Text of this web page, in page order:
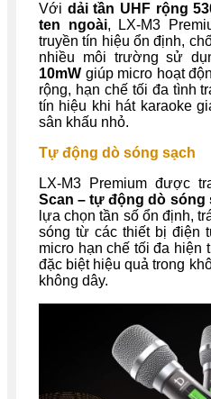
Với dải tần UHF rộng
ten ngoài, LX-M3
truyền tín hiệu ổn định,
nhiều môi trường sử
10mW giúp micro hoạt
rộng, hạn chế tối đa tình
tín hiệu khi hát karaoke
sân khấu nhỏ.
Tự động dò sóng sạch
LX-M3 Premium được
Scan – tự động dò sóng
lựa chọn tần số ổn định,
sóng từ các thiết bị điện
micro hạn chế tối đa hiện
đặc biệt hiệu quả trong
không dây.